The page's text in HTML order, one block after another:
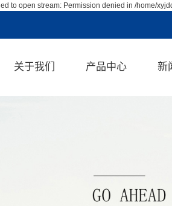
to open stream: Permission denied in /home/
关于我们 产品中心
涂胶机
帘子线浸胶机
新